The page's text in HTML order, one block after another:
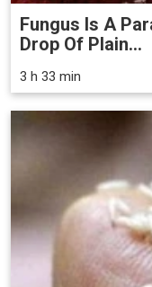
Fungus Is A
Drop Of Plain...
3 h 33 min